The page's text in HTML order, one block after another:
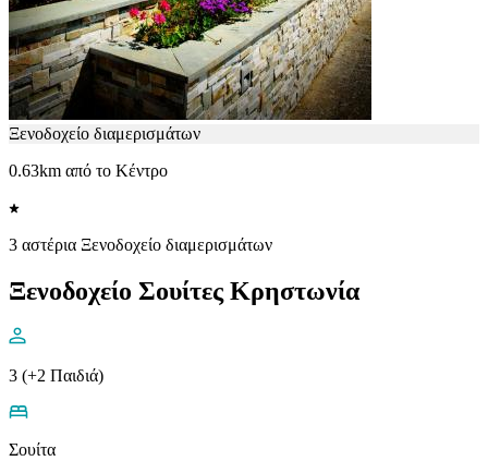
Ξενοδοχείο διαμερισμάτων
0.63km από το Κέντρο
3 αστέρια Ξενοδοχείο διαμερισμάτων
Ξενοδοχείο Σουίτες Κρηστωνία
3 (+2 Παιδιά)
Σουίτα